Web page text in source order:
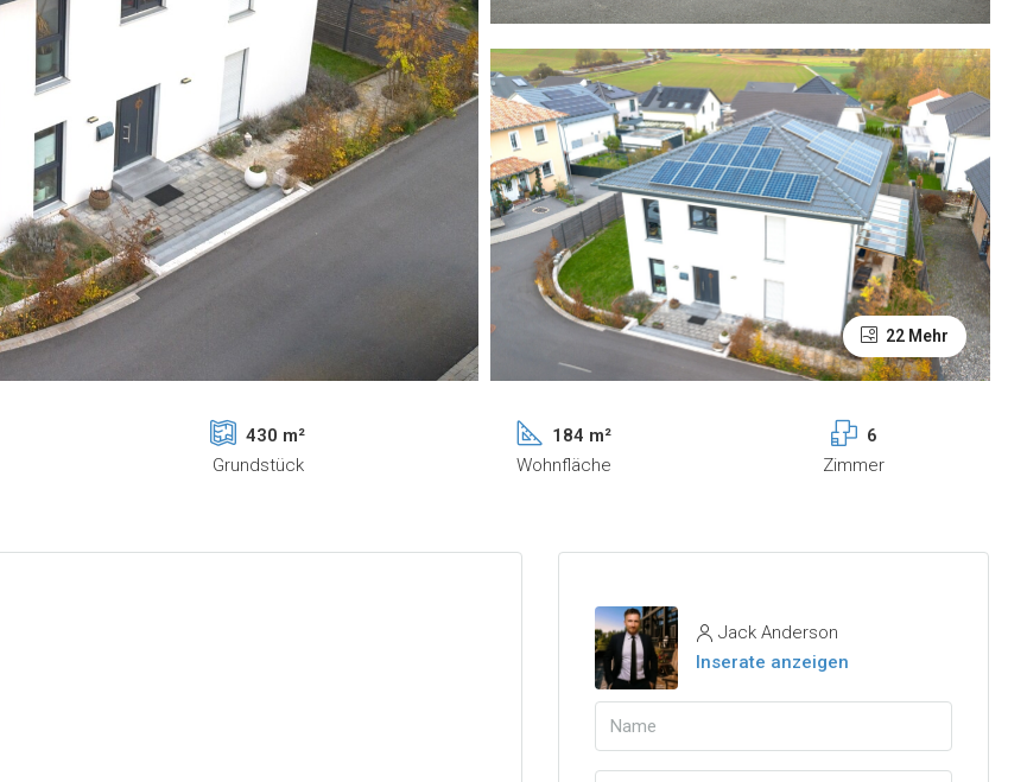
22 Mehr
430 m²
Grundstück
184 m²
Wohnfläche
6
Zimmer
Jack Anderson
Inserate anzeigen